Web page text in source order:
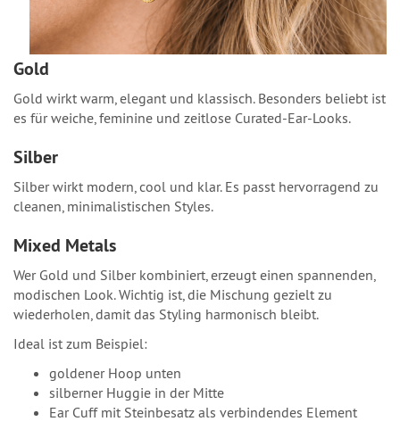
Gold
Gold wirkt warm, elegant und klassisch. Besonders beliebt ist
es für weiche, feminine und zeitlose Curated-Ear-Looks.
Silber
Silber wirkt modern, cool und klar. Es passt hervorragend zu
cleanen, minimalistischen Styles.
Mixed Metals
Wer Gold und Silber kombiniert, erzeugt einen spannenden,
modischen Look. Wichtig ist, die Mischung gezielt zu
wiederholen, damit das Styling harmonisch bleibt.
Ideal ist zum Beispiel:
goldener Hoop unten
silberner Huggie in der Mitte
Ear Cuff mit Steinbesatz als verbindendes Element